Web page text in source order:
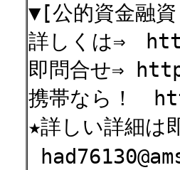
▼[公的資金融
詳しくは⇒
即問合せ⇒
携帯なら！
★詳しい詳細は